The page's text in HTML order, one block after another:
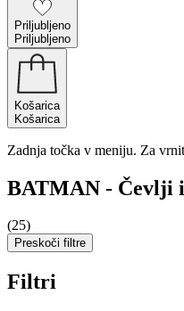
Priljubljeno
Priljubljeno
Košarica
Košarica
Zadnja točka v meniju. Za
BATMAN - Čevlji
(25)
Preskoči filtre
Filtri